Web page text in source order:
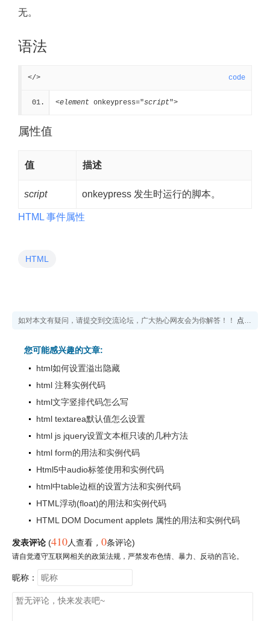
无。
语法
</> code
<element onkeypress="script">
属性值
值 描述
script onkeypress 发生时运行的脚本。
HTML 事件属性
HTML
如对本文有疑问，请提交到交流论坛，广大热心网友会为你解答！！ 点击进入论坛
您可能感兴趣的文章:
html如何设置溢出隐藏
html 注释实例代码
html文字竖排代码怎么写
html textarea默认值怎么设置
html js jquery设置文本框只读的几种方法
html form的用法和实例代码
Html5中audio标签使用和实例代码
html中table边框的设置方法和实例代码
HTML浮动(float)的用法和实例代码
HTML DOM Document applets 属性的用法和实例代码
发表评论 (410人查看 ， 0条评论)
请自觉遵守互联网相关的政策法规，严禁发布色情、暴力、反动的言论。
昵称：